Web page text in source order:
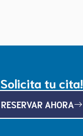
Solicita tu cita!
RESERVAR AHORA